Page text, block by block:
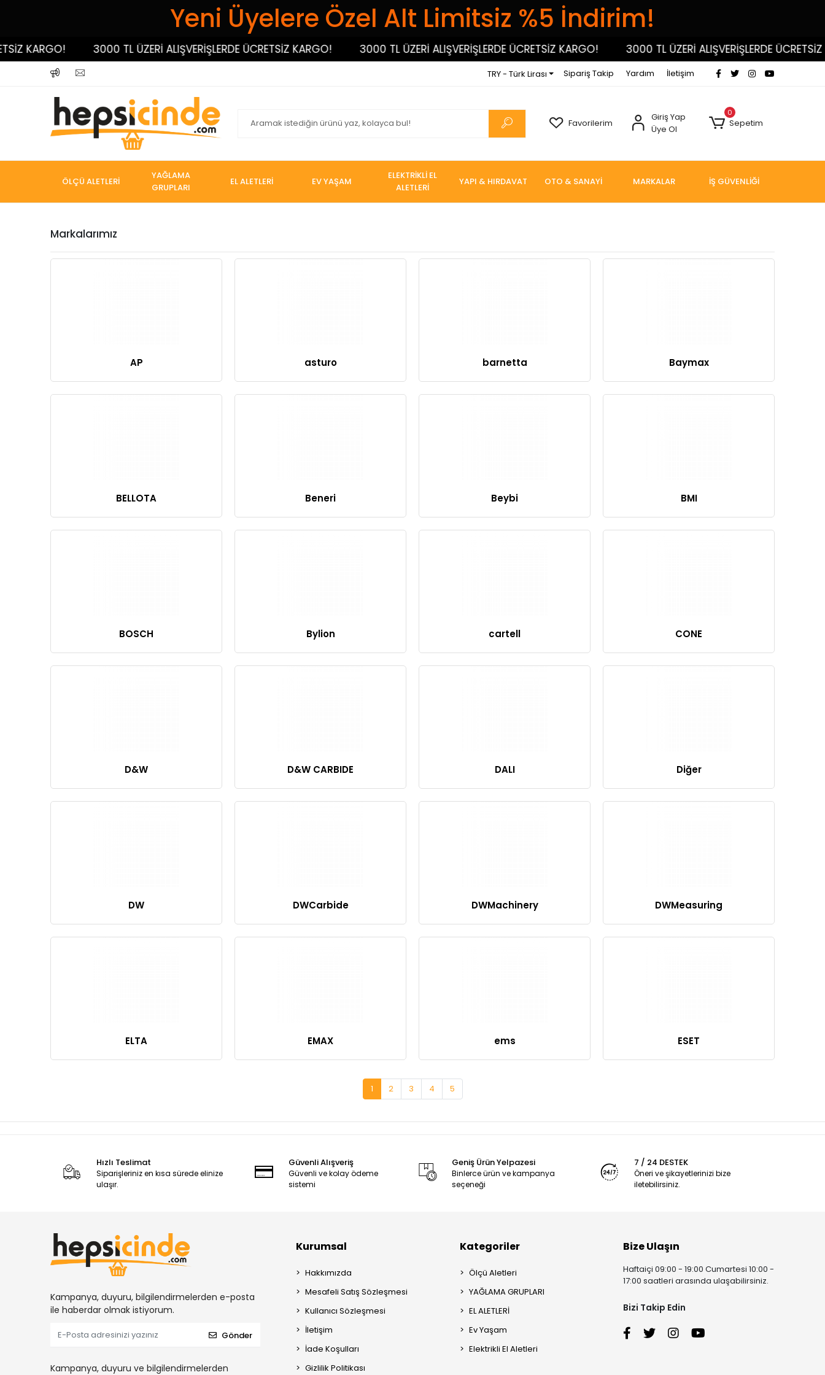
Yeni Üyelere Özel Alt Limitsiz %5 İndirim!
KARGO! 3000 TL ÜZERİ ALIŞVERİŞLERDE ÜCRETSİZ KARGO! 3000 TL ÜZERİ ALIŞVERİŞLERDE ÜCRETSİZ KARGO! 3000 TL ÜZERİ ALIŞVERİŞLERDE ÜCRETSİZ
TRY - Türk Lirası Sipariş Takip Yardım İletişim
Favorilerim
Giriş Yap
Üye Ol
0
Sepetim
ÖLÇÜ ALETLERİ
YAĞLAMA
GRUPLARI
EL ALETLERİ EV YAŞAM
ELEKTRİKLİ EL
ALETLERİ
YAPI & HIRDAVAT OTO & SANAYİ MARKALAR İŞ GÜVENLİĞİ
Markalarımız
AP asturo barnetta Baymax
BELLOTA Beneri Beybi BMI
BOSCH Bylion cartell CONE
D&W D&W CARBIDE DALI Diğer
DW DWCarbide DWMachinery DWMeasuring
ELTA EMAX ems ESET
1 2 3 4 5
Hızlı Teslimat
Siparişleriniz en kısa sürede elinize
ulaşır.
Güvenli Alışveriş
Güvenli ve kolay ödeme
sistemi
Geniş Ürün Yelpazesi
Binlerce ürün ve kampanya
seçeneği
7 / 24 DESTEK
Öneri ve şikayetlerinizi bize
iletebilirsiniz.
Kampanya, duyuru, bilgilendirmelerden e-posta
ile haberdar olmak istiyorum.
Gönder
Kampanya, duyuru ve bilgilendirmelerden
Kurumsal
Hakkımızda
Mesafeli Satış Sözleşmesi
Kullanıcı Sözleşmesi
İletişim
İade Koşulları
Gizlilik Politikası
Kategoriler
Ölçü Aletleri
YAĞLAMA GRUPLARI
EL ALETLERİ
Ev Yaşam
Elektrikli El Aletleri
Bize Ulaşın
Haftaiçi 09:00 - 19:00 Cumartesi 10:00 -
17:00 saatleri arasında ulaşabilirsiniz.
Bizi Takip Edin